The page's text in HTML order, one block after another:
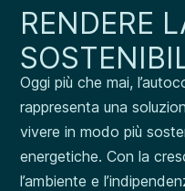
RENDERE
Oggi più che mai,
rappresenta una
vivere in modo più
energetiche. Con la
l’ambiente e